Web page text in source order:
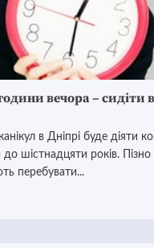
вечора – сидіти
в Дніпрі буде діяти
шістнадцяти років. Пізно
перебувати...